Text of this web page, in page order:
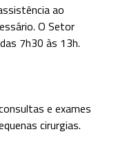
ao
O Setor
7h30 às 13h.
e exames
cirurgias.